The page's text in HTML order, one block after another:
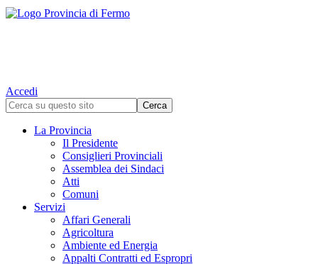
Accedi
La Provincia
Il Presidente
Consiglieri Provinciali
Assemblea dei Sindaci
Atti
Comuni
Servizi
Affari Generali
Agricoltura
Ambiente ed Energia
Appalti Contratti ed Espropri